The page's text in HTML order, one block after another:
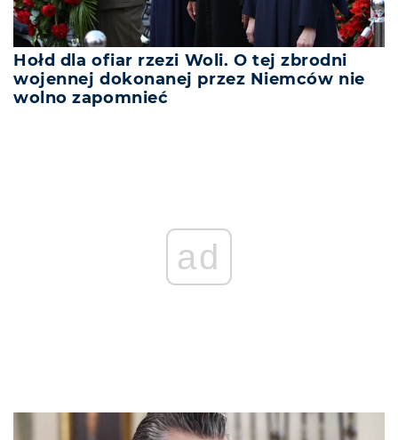
Hołd dla ofiar rzezi Woli. O tej zbrodni
wojennej dokonanej przez Niemców nie
wolno zapomnieć
ad